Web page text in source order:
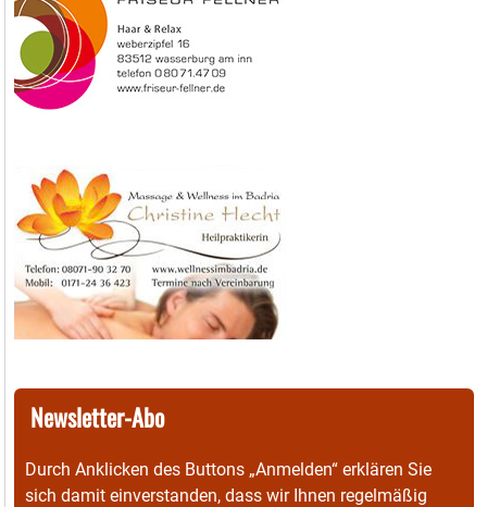
Newsletter-Abo
Durch Anklicken des Buttons „Anmelden“ erklären Sie
sich damit einverstanden, dass wir Ihnen regelmäßig